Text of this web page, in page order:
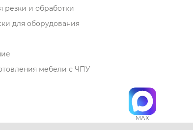
резки и обработки
для оборудования
мебели с ЧПУ
MAX